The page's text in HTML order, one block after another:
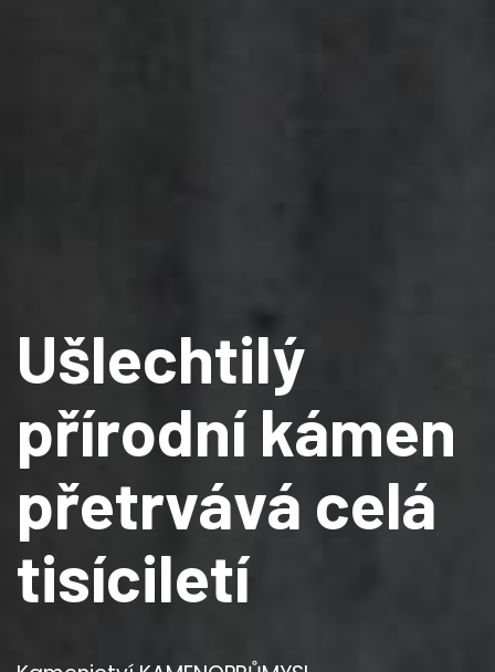
Ušlechtilý
přírodní kámen
přetrvává celá
tisíciletí